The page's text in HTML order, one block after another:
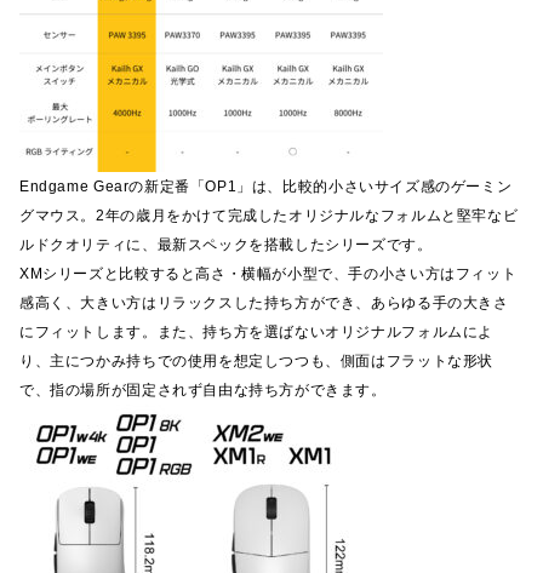
Endgame Gearの新定番「OP1」は、比較的小さいサイズ感のゲーミン
グマウス。2年の歳月をかけて完成したオリジナルなフォルムと堅牢なビ
ルドクオリティに、最新スペックを搭載したシリーズです。
XMシリーズと比較すると高さ・横幅が小型で、手の小さい方はフィット
感高く、大きい方はリラックスした持ち方ができ、あらゆる手の大きさ
にフィットします。また、持ち方を選ばないオリジナルフォルムによ
り、主につかみ持ちでの使用を想定しつつも、側面はフラットな形状
で、指の場所が固定されず自由な持ち方ができます。